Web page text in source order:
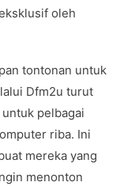
oleh
tontonan untuk
Dfm2u turut
pelbagai
riba. Ini
mereka yang
menonton